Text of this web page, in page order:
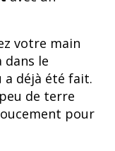
votre main
le
déjà été fait.
de terre
pour